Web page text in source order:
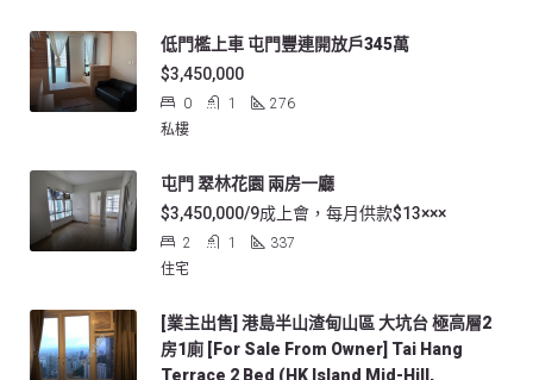
低門檻上車 屯門豐連開放戶345萬
$3,450,000
0 1
276
私樓
屯門 翠林花園 兩房一廳
$3,450,000/9成上會，每月供款$13×××
2 1
337
住宅
[業主出售] 港島半山渣甸山區 大坑台 極高層2
房1廁 [For Sale From Owner] Tai Hang
Terrace 2 Bed (HK Island Mid-Hill,